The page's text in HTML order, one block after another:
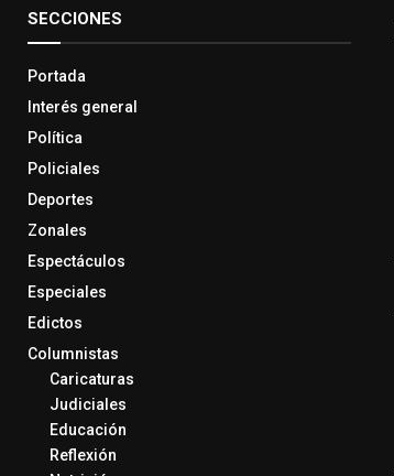
SECCIONES
Portada
Interés general
Política
Policiales
Deportes
Zonales
Espectáculos
Especiales
Edictos
Columnistas
Caricaturas
Judiciales
Educación
Reflexión